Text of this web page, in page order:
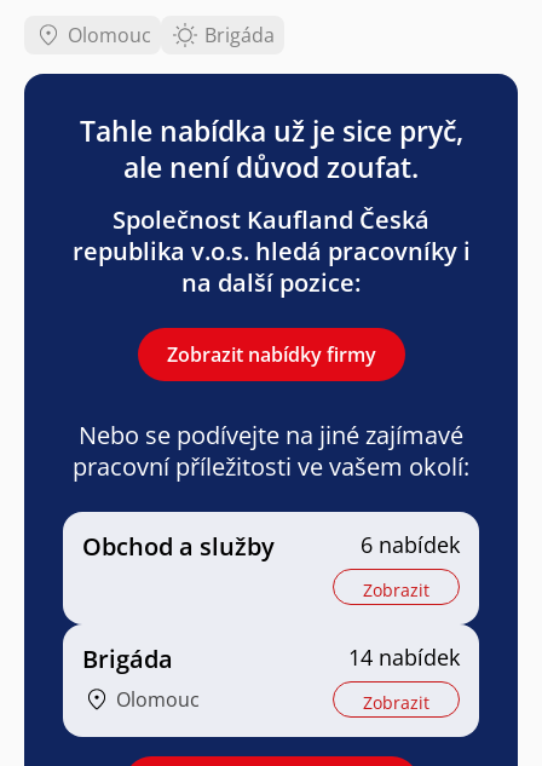
Olomouc Brigáda
Tahle nabídka už je sice pryč,
ale není důvod zoufat.
Společnost Kaufland Česká
republika v.o.s. hledá pracovníky i
na další pozice:
Zobrazit nabídky firmy
Nebo se podívejte na jiné zajímavé
pracovní příležitosti ve vašem okolí:
Obchod a služby 6 nabídek
Zobrazit
Brigáda
Olomouc
14 nabídek
Zobrazit